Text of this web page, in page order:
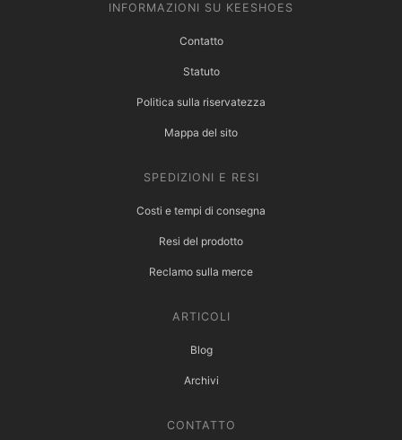
INFORMAZIONI SU KEESHOES
Contatto
Statuto
Politica sulla riservatezza
Mappa del sito
SPEDIZIONI E RESI
Costi e tempi di consegna
Resi del prodotto
Reclamo sulla merce
ARTICOLI
Blog
Archivi
CONTATTO